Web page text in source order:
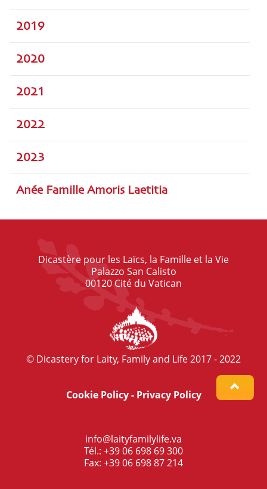
2019
2020
2021
2022
2023
Anée Famille Amoris Laetitia
Dicastère pour les Laïcs, la Famille et la Vie
Palazzo San Calisto
00120 Cité du Vatican
© Dicastery for Laity, Family and Life 2017 - 2022
Cookie Policy- Privacy Policy
info@laityfamilylife.va
Tél.: +39 06 698 69 300
Fax: +39 06 698 87 214